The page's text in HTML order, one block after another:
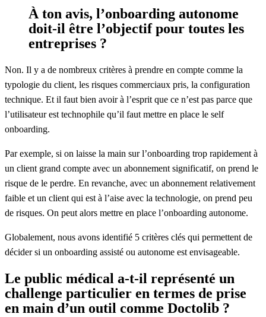
À ton avis, l’onboarding autonome
doit-il être l’objectif pour toutes les
entreprises ?
Non. Il y a de nombreux critères à prendre en compte comme la
typologie du client, les risques commerciaux pris, la configuration
technique. Et il faut bien avoir à l’esprit que ce n’est pas parce que
l’utilisateur est technophile qu’il faut mettre en place le self
onboarding.
Par exemple, si on laisse la main sur l’onboarding trop rapidement à
un client grand compte avec un abonnement significatif, on prend le
risque de le perdre. En revanche, avec un abonnement relativement
faible et un client qui est à l’aise avec la technologie, on prend peu
de risques. On peut alors mettre en place l’onboarding autonome.
Globalement, nous avons identifié 5 critères clés qui permettent de
décider si un onboarding assisté ou autonome est envisageable.
Le public médical a-t-il représenté un
challenge particulier en termes de prise
en main d’un outil comme Doctolib ?